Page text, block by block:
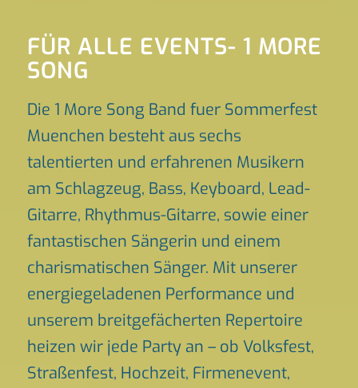
FÜR ALLE EVENTS- 1 MORE
SONG
Die 1 More Song Band fuer Sommerfest
Muenchen besteht aus sechs
talentierten und erfahrenen Musikern
am Schlagzeug, Bass, Keyboard, Lead-
Gitarre, Rhythmus-Gitarre, sowie einer
fantastischen Sängerin und einem
charismatischen Sänger. Mit unserer
energiegeladenen Performance und
unserem breitgefächerten Repertoire
heizen wir jede Party an – ob Volksfest,
Straßenfest, Hochzeit, Firmenevent,